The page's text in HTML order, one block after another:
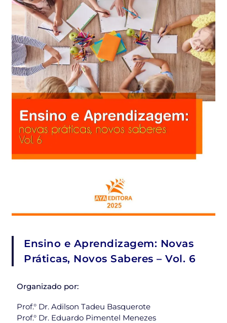
Ensino e Aprendizagem: Novas
Práticas, Novos Saberes – Vol. 6
Organizado por:
Prof.° Dr. Adilson Tadeu Basquerote
Prof.° Dr. Eduardo Pimentel Menezes